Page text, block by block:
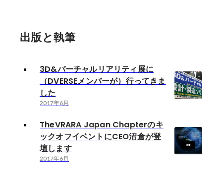
出版と執筆
3D&バーチャルリアリティ展に
（DVERSEメンバーが）行ってきま
した
2017年6月
TheVRARA Japan Chapterのキ
ックオフイベントにCEO沼倉が登
壇します
2017年6月